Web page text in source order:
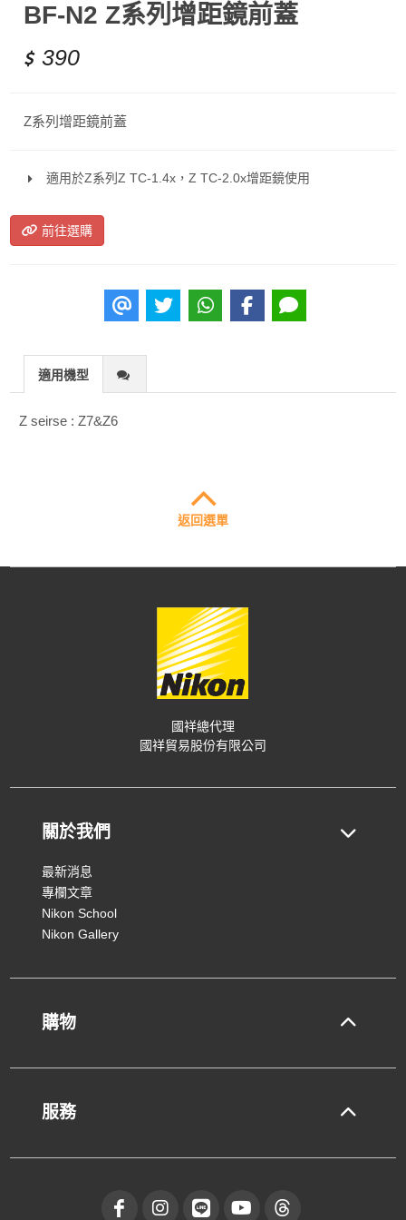
BF-N2 Z系列增距鏡前蓋
390
Z系列增距鏡前蓋
適用於Z系列Z TC-1.4x，Z TC-2.0x增距鏡使用
前往選購
適用機型
Z seirse : Z7&Z6
返回選單
國祥總代理
國祥貿易股份有限公司
關於我們
最新消息
專欄文章
Nikon School
Nikon Gallery
購物
服務